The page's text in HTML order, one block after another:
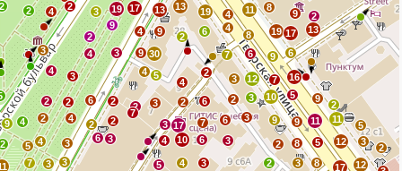
11
7
2
13
13
9
17
19
3
9
4
3
9
4
3
2
4 2
2
2
9
5
3
4
2 6
2
4
2
4
5 4
3
3
3
2
2
2
7
2
3
6 4
3 17
10
5
3
4
6
7
6
3
3
2 3
8
2
9
9
5
11 11
9
2
5
7
10
3
2
12
6
3
7
2
6
2
3
4
5
4
30
2 6
19
11
4
4
8
9
19 17
9
8
2
13
6
16
5
12
2
3
12
17
8